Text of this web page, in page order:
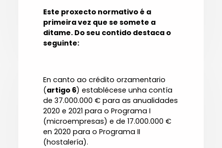
Este proxecto normativo é a
primeira vez que se somete a
ditame. Do seu contido destaca o
seguinte:
En canto ao crédito orzamentario
(artigo 6) establécese unha contía
de 37.000.000 € para as anualidades
2020 e 2021 para o Programa I
(microempresas) e de 17.000.000 €
en 2020 para o Programa II
(hostalería).